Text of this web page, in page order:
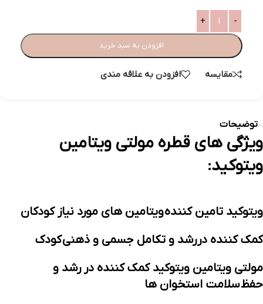
افزودن به سبد خرید
مقایسه افزودن به علاقه مندی
توضیحات
ویژگی های قطره مولتی ویتامین
ویتوکید:
ویتوکید تامین کنندهویتامین های مورد نیاز کودکان
کمک کننده دررشد و تکامل جسمی و ذهنیکودک
مولتی ویتامین ویتوکید کمک کننده در رشد و
حفظسلامت استخوان ها